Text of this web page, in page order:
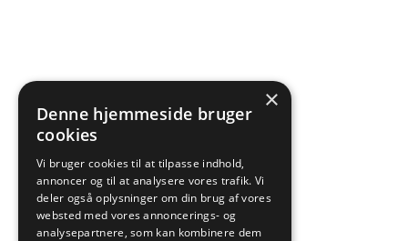
×
Denne hjemmeside bruger
cookies
Vi bruger cookies til at tilpasse indhold,
annoncer og til at analysere vores trafik. Vi
deler også oplysninger om din brug af vores
websted med vores annoncerings- og
analysepartnere, som kan kombinere dem